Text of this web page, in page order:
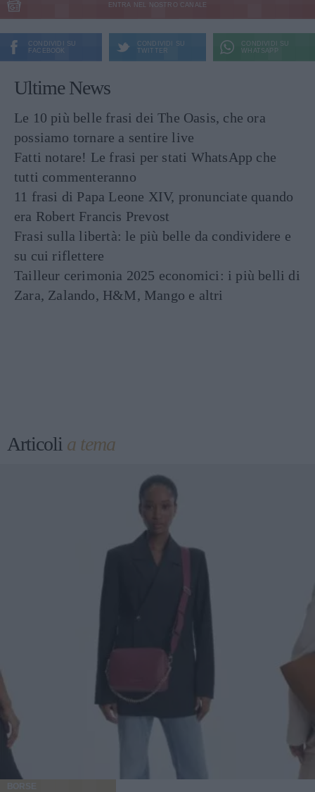
ENTRA NEL NOSTRO CANALE
CONDIVIDI SU
FACEBOOK
CONDIVIDI SU
TWITTER
CONDIVIDI SU
WHATSAPP
Ultime News
Le 10 più belle frasi dei The Oasis, che ora
possiamo tornare a sentire live
Fatti notare! Le frasi per stati WhatsApp che
tutti commenteranno
11 frasi di Papa Leone XIV, pronunciate quando
era Robert Francis Prevost
Frasi sulla libertà: le più belle da condividere e
su cui riflettere
Tailleur cerimonia 2025 economici: i più belli di
Zara, Zalando, H&M, Mango e altri
Articoli a tema
BORSE